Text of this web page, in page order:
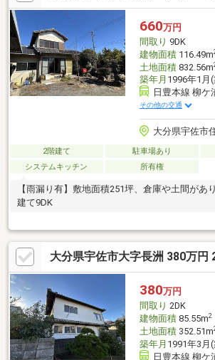
660万円
間取り 9DK
建物面積116.49m
土地面積832.56m
築年月 1996年1月
日豊本線 柳ケ
その他の交通
大分県宇佐市
2階建て 駐車場あり
システムキッチン
所有権
【雨漏り有】敷地面積251坪、倉庫や土間があ
建て9DK
大分県宇佐市大字長洲 380万円
380万円
間取り 2DK
建物面積85.55m2
土地面積352.51m
築年月 1991年3月
日豊本線 柳ケ